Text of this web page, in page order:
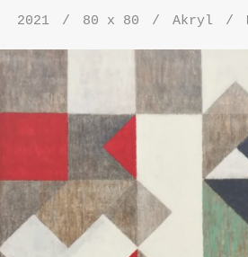
2021 80 x 80 Akryl